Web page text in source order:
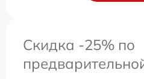
Скидка -25% по